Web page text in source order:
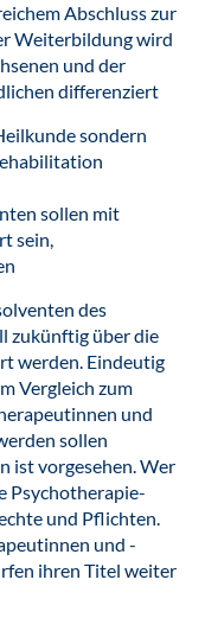
Abschluss zur
Weiterbildung wird
und der
differenziert
sondern
sollen mit
sein,
des
zukünftig über die
werden. Eindeutig
Vergleich zum
und
sollen
ist vorgesehen. Wer
Psychotherapie-
und Pflichten.
und -
ihren Titel weiter